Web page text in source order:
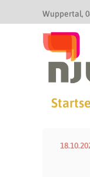
Wuppertal